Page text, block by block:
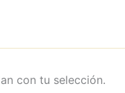
con tu selección.